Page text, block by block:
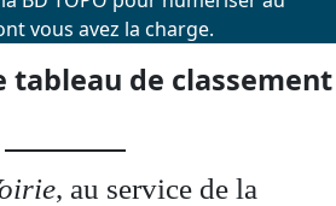
vous avez la charge.
tableau de classement
, au service de la